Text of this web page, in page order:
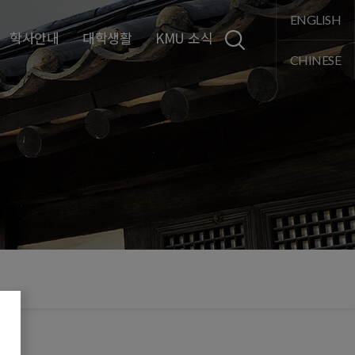
학사안내 대학생활 KMU 소식
통합검색
ENGLISH
CHINESE